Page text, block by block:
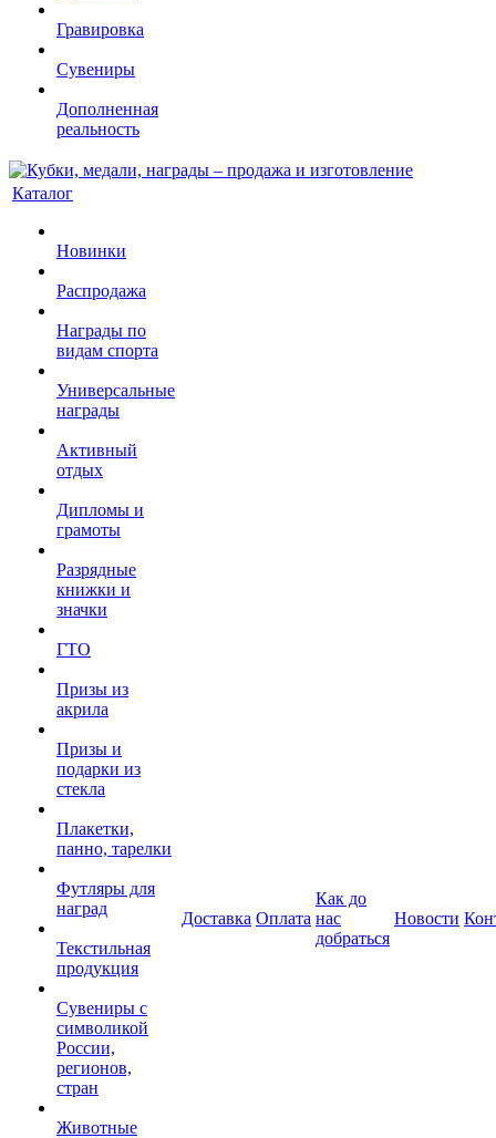
Гравировка
Сувениры
Дополненная
реальность
Каталог
Новинки
Распродажа
Награды по
видам спорта
Универсальные
награды
Активный
отдых
Дипломы и
грамоты
Разрядные
книжки и
значки
ГТО
Призы из
акрила
Призы и
подарки из
стекла
Плакетки,
панно, тарелки
Футляры для
наград
Текстильная
продукция
Сувениры с
символикой
России,
регионов,
стран
Животные
Доставка Оплата
Как до
нас
добраться
Новости